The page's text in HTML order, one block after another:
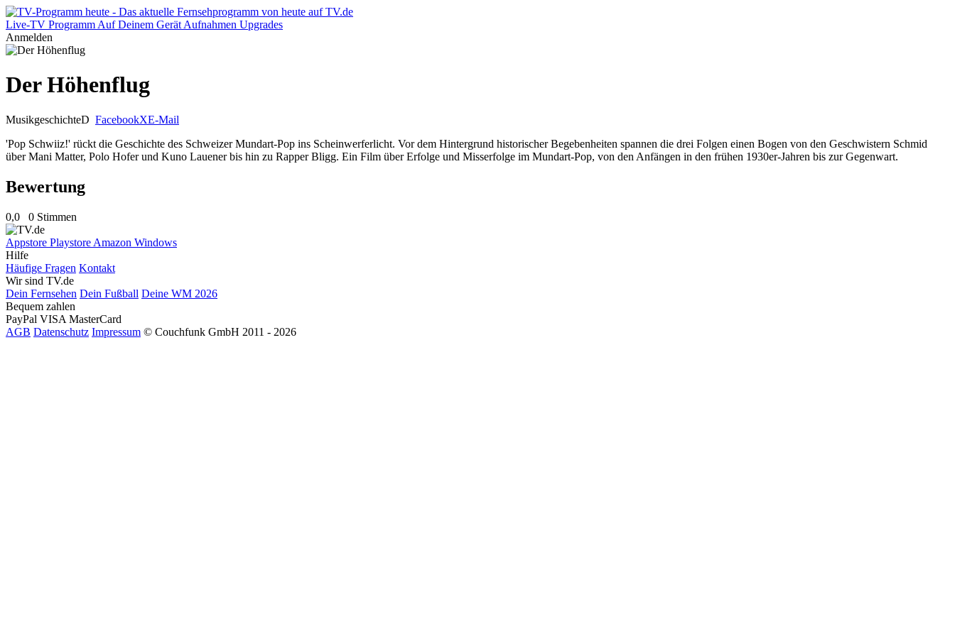
Live-TV Programm Auf Deinem Gerät Aufnahmen Upgrades
Anmelden
Der Höhenflug
MusikgeschichteD FacebookXE-Mail
'Pop Schwiiz!' rückt die Geschichte des Schweizer Mundart-Pop ins Scheinwerferlicht. Vor dem Hintergrund historischer Begebenheiten spannen die drei Folgen einen Bogen von den Geschwistern Schmid
über Mani Matter, Polo Hofer und Kuno Lauener bis hin zu Rapper Bligg. Ein Film über Erfolge und Misserfolge im Mundart-Pop, von den Anfängen in den frühen 1930er-Jahren bis zur Gegenwart.
Bewertung
0,0 0 Stimmen
Appstore Playstore Amazon Windows
Hilfe
Häufige Fragen Kontakt
Wir sind TV.de
Dein Fernsehen Dein Fußball Deine WM 2026
Bequem zahlen
PayPal VISA MasterCard
AGB Datenschutz Impressum © Couchfunk GmbH 2011 - 2026